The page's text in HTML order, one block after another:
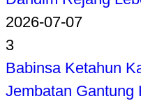
2026-07-07
3
Babinsa Ketahun
Jembatan Gantung